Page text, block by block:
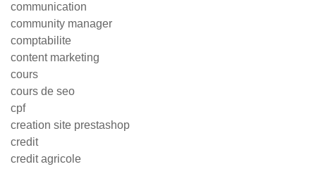
communication
community manager
comptabilite
content marketing
cours
cours de seo
cpf
creation site prestashop
credit
credit agricole